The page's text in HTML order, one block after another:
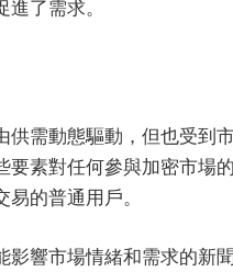
了需求。
供需動態驅動，但也受到
要素對任何參與加密市場
的普通用戶。
影響市場情緒和需求的新